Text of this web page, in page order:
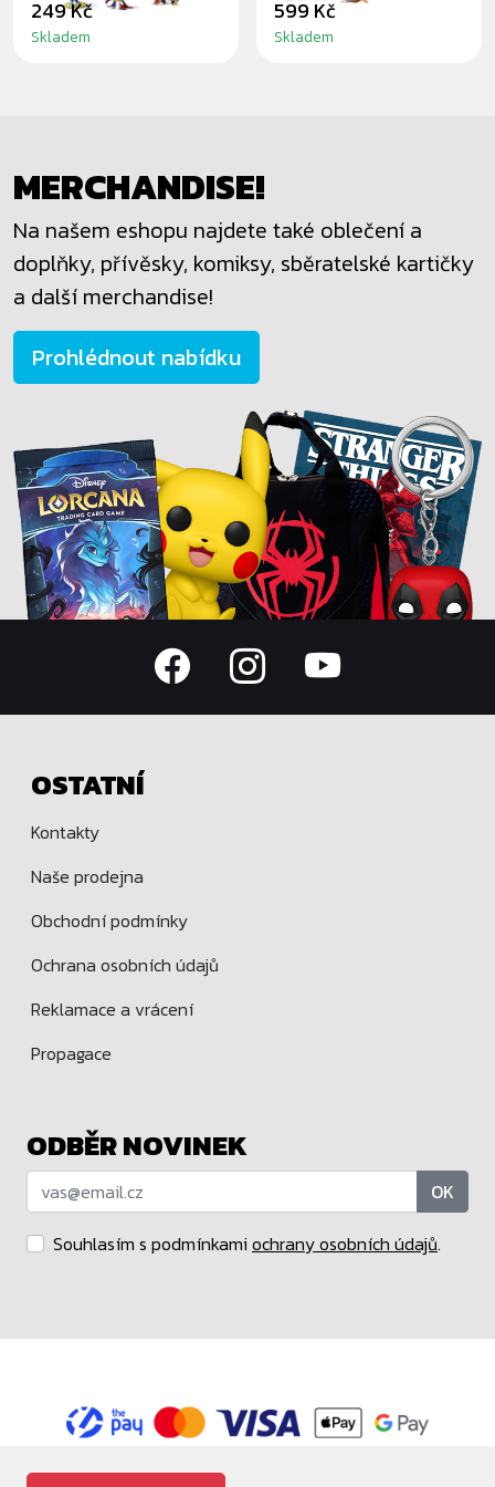
249 Kč
Skladem
599 Kč
Skladem
MERCHANDISE!
Na našem eshopu najdete také oblečení a
doplňky, přívěsky, komiksy, sběratelské kartičky
a další merchandise!
Prohlédnout nabídku
OSTATNÍ
Kontakty
Naše prodejna
Obchodní podmínky
Ochrana osobních údajů
Reklamace a vrácení
Propagace
ODBĚR NOVINEK
OK
Souhlasím s podmínkami ochrany osobních údajů.